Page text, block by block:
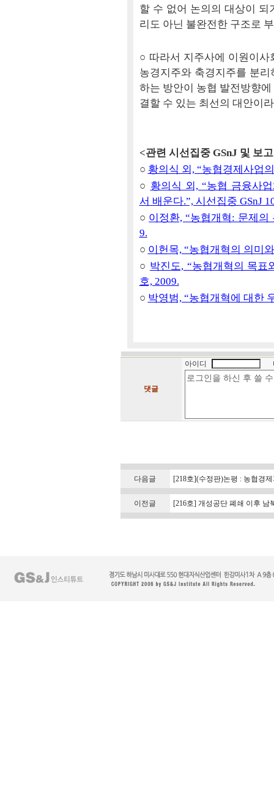
할 수 없어 논의의 대상이 되
리도 아닌 불완전한 구조로
○ 따라서 지주사에 이원이
농경지주와 축경지주를 분
하는 방안이 농협 발전방향
결할 수 있는 최선의 대안이
<관련 시선집중 GSnJ 및 보
○ 황의식 외, “농협경제사업
○ 황의식 외, “농협 금융사
서 배운다.”, 시선집중 GSnJ
○ 이정환, “농협개혁: 문제의
9.
○ 이헌목, “농협개혁의 의미
○ 박진도, “농협개혁의 목표
호, 2009.
○ 박영범, “농협개혁에 대한
댓글
아이디
다음글 [218호](수정판)논평 : 농협경
이전글 [216호] 개성공단 폐쇄 이후 남